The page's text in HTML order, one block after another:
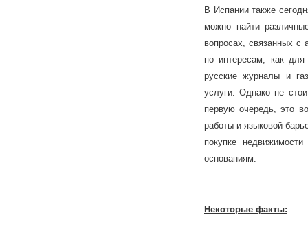
В Испании также
можно найти
вопросах, связанных с
по интересам, как
русские журналы и
услуги. Однако не
первую очередь, это
работы и языковой
покупке
основаниям.
Некоторые факты: